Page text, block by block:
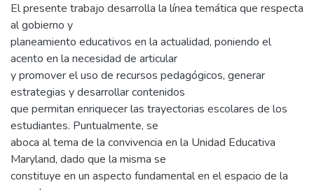
El presente trabajo desarrolla la línea temática que respecta
al gobierno y
planeamiento educativos en la actualidad, poniendo el
acento en la necesidad de articular
y promover el uso de recursos pedagógicos, generar
estrategias y desarrollar contenidos
que permitan enriquecer las trayectorias escolares de los
estudiantes. Puntualmente, se
aboca al tema de la convivencia en la Unidad Educativa
Maryland, dado que la misma se
constituye en un aspecto fundamental en el espacio de la